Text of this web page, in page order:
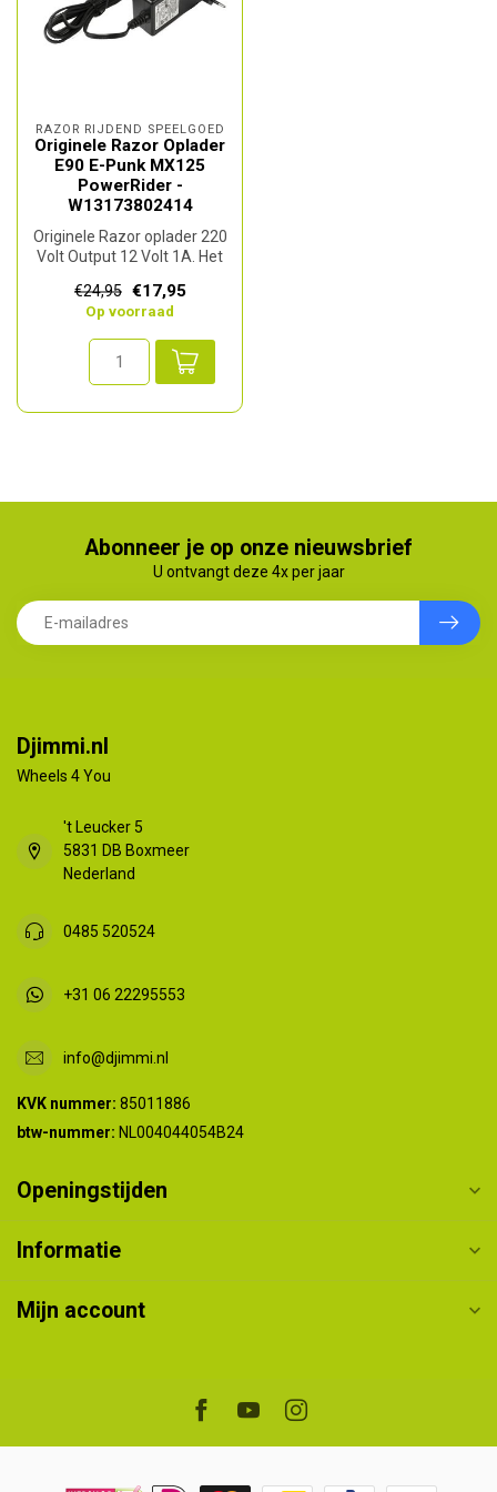
RAZOR RIJDEND SPEELGOED
Originele Razor Oplader
E90 E-Punk MX125
PowerRider -
W13173802414
Originele Razor oplader 220
Volt Output 12 Volt 1A. Het
€24,95 €17,95
Op voorraad
Abonneer je op onze nieuwsbrief
U ontvangt deze 4x per jaar
Djimmi.nl
Wheels 4 You
't Leucker 5
5831 DB Boxmeer
Nederland
0485 520524
+31 06 22295553
info@djimmi.nl
KVK nummer: 85011886
btw-nummer: NL004044054B24
Openingstijden
Informatie
Mijn account